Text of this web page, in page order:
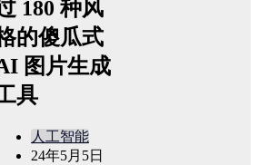
180 种风
的傻瓜式
图片生成
具
人工智能
24年5月5日